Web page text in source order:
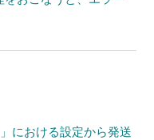
における設定から発送